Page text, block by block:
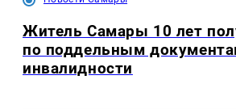
Житель Самары 10 лет
по поддельным
инвалидности